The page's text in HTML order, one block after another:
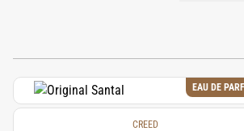
EAU DE
CREED